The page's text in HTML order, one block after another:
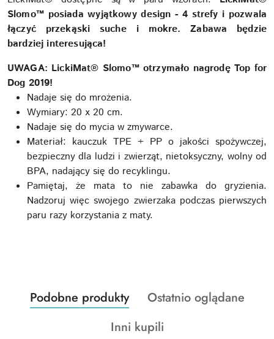
Slomo™ posiada wyjątkowy design - 4 strefy i pozwala
łączyć przekąski suche i mokre. Zabawa będzie
bardziej interesująca!
UWAGA: LickiMat® Slomo™ otrzymało nagrodę Top for
Dog 2019!
Nadaje się do mrożenia.
Wymiary: 20 x 20 cm.
Nadaje się do mycia w zmywarce.
Materiał: kauczuk TPE + PP o jakości spożywczej,
bezpieczny dla ludzi i zwierząt, nietoksyczny, wolny od
BPA, nadający się do recyklingu.
Pamiętaj, że mata to nie zabawka do gryzienia.
Nadzoruj więc swojego zwierzaka podczas pierwszych
paru razy korzystania z maty.
Pomiń karuzelę produktów
Produkty
o
Podobne produkty
Produkty
statusie:
Ostatnio oglądane
Produkty
Inni kupili